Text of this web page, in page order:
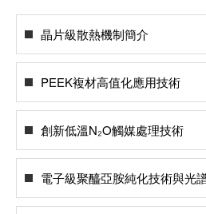
晶片級散熱機制簡介
PEEK複材高值化應用技術
創新低溫N₂O觸媒處理技術
電子級聚醯亞胺純化技術與光